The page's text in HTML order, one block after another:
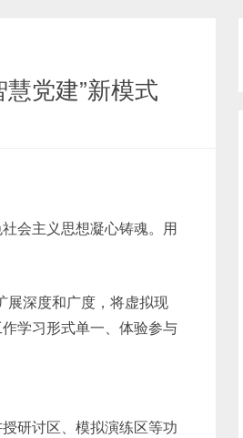
党建”新模式
会主义思想凝心铸魂。用
展深度和广度，将虚拟现
学习形式单一、体验参与
研讨区、模拟演练区等功